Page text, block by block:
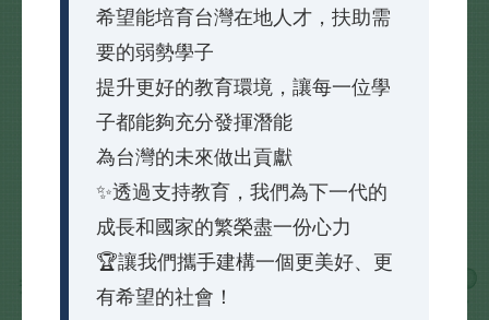
希望能培育台灣在地人才，扶助需
要的弱勢學子
提升更好的教育環境，讓每一位學
子都能夠充分發揮潛能
為台灣的未來做出貢獻
✨透過支持教育，我們為下一代的
成長和國家的繁榮盡一份心力
🏆讓我們攜手建構一個更美好、更
有希望的社會！